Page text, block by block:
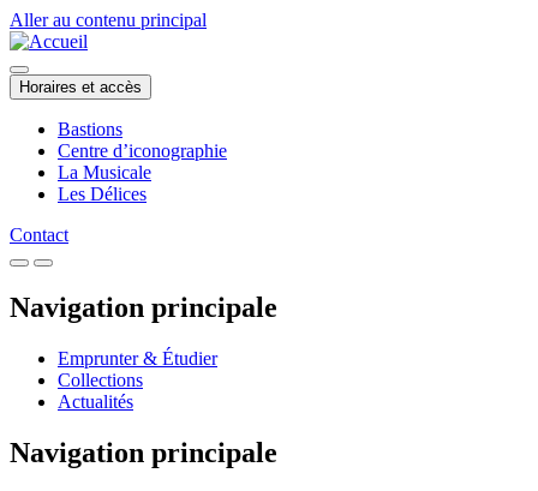
Aller au contenu principal
Horaires et accès
Bastions
Centre d’iconographie
La Musicale
Les Délices
Contact
Navigation principale
Emprunter & Étudier
Collections
Actualités
Navigation principale